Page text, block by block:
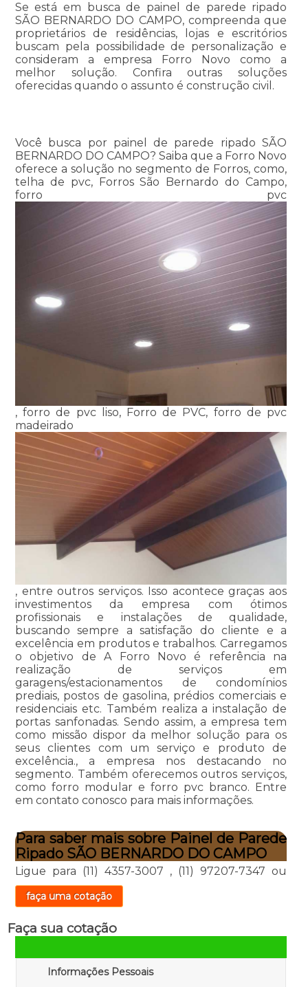
Se está em busca de painel de parede ripado
SÃO BERNARDO DO CAMPO, compreenda que
proprietários de residências, lojas e escritórios
buscam pela possibilidade de personalização e
consideram a empresa Forro Novo como a
melhor solução. Confira outras soluções
oferecidas quando o assunto é construção civil.
Você busca por painel de parede ripado SÃO
BERNARDO DO CAMPO? Saiba que a Forro Novo
oferece a solução no segmento de Forros, como,
telha de pvc, Forros São Bernardo do Campo,
forro pvc
, forro de pvc liso, Forro de PVC, forro de pvc
madeirado
, entre outros serviços. Isso acontece graças aos
investimentos da empresa com ótimos
profissionais e instalações de qualidade,
buscando sempre a satisfação do cliente e a
excelência em produtos e trabalhos. Carregamos
o objetivo de A Forro Novo é referência na
realização de serviços em
garagens/estacionamentos de condomínios
prediais, postos de gasolina, prédios comerciais e
residenciais etc. Também realiza a instalação de
portas sanfonadas. Sendo assim, a empresa tem
como missão dispor da melhor solução para os
seus clientes com um serviço e produto de
excelência., a empresa nos destacando no
segmento. Também oferecemos outros serviços,
como forro modular e forro pvc branco. Entre
em contato conosco para mais informações.
Para saber mais sobre Painel de Parede
Ripado SÃO BERNARDO DO CAMPO
Ligue para (11) 4357-3007 , (11) 97207-7347 ou
faça uma cotação
Faça sua cotação
Informações Pessoais